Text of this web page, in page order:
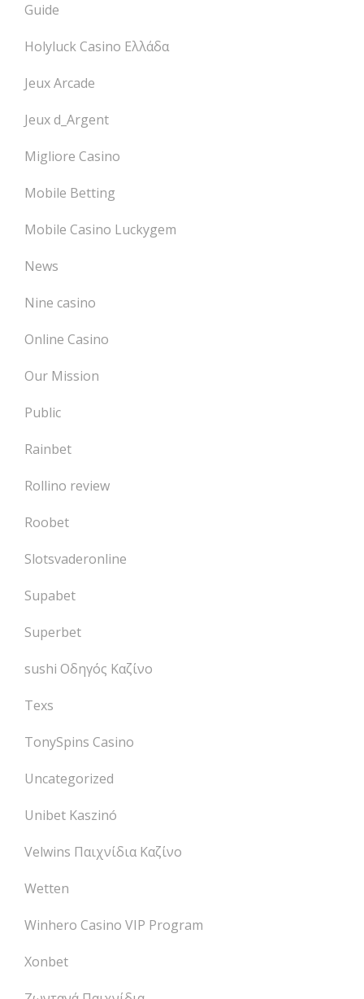
Guide
Holyluck Casino Ελλάδα
Jeux Arcade
Jeux d_Argent
Migliore Casino
Mobile Betting
Mobile Casino Luckygem
News
Nine casino
Online Casino
Our Mission
Public
Rainbet
Rollino review
Roobet
Slotsvaderonline
Supabet
Superbet
sushi Οδηγός Καζίνο
Texs
TonySpins Casino
Uncategorized
Unibet Kaszinó
Velwins Παιχνίδια Καζίνο
Wetten
Winhero Casino VIP Program
Xonbet